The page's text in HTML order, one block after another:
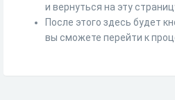
и вернуться на эту
После этого здесь будет
вы сможете перейти к